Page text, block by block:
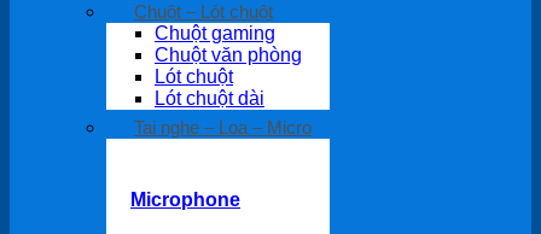
Chuột – Lót chuột
Chuột gaming
Chuột văn phòng
Lót chuột
Lót chuột dài
Tai nghe – Loa – Micro
Microphone